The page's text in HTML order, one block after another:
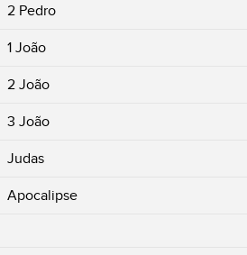
2 Pedro
1 João
2 João
3 João
Judas
Apocalipse